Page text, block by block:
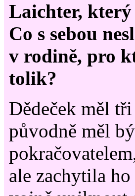
Laichter,
Co s sebou
v rodině, pro
tolik?
Dědeček měl
původně měl
ale zachytila